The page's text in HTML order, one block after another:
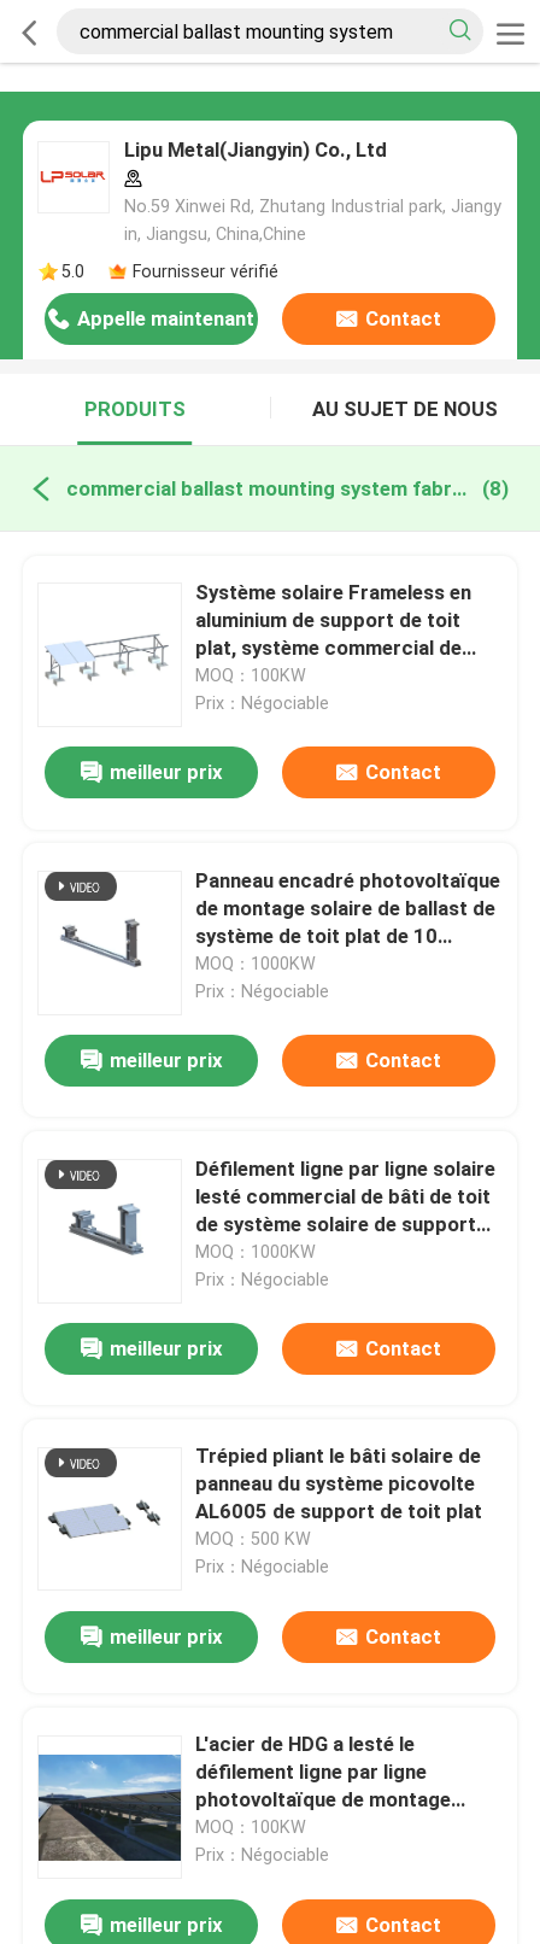
Lipu Metal(Jiangyin) Co., Ltd
No.59 Xinwei Rd, Zhutang Industrial park, Jiangy
in, Jiangsu, China,Chine
5.0
Fournisseur vérifié
Appelle maintenant Contact
PRODUITS AU SUJET DE NOUS
commercial ballast mounting system fabrication en ligne (8)
Système solaire Frameless en
aluminium de support de toit
plat, système commercial de
support de ballast
MOQ：100KW
Prix：Négociable
meilleur prix Contact
Panneau encadré photovoltaïque
de montage solaire de ballast de
système de toit plat de 10
degrés
MOQ：1000KW
Prix：Négociable
meilleur prix Contact
Défilement ligne par ligne solaire
lesté commercial de bâti de toit
de système solaire de support
encadré 5 par degrés de toit plat
MOQ：1000KW
Prix：Négociable
meilleur prix Contact
Trépied pliant le bâti solaire de
panneau du système picovolte
AL6005 de support de toit plat
MOQ：500 KW
Prix：Négociable
meilleur prix Contact
L'acier de HDG a lesté le
défilement ligne par ligne
photovoltaïque de montage
solaire de toit plat de systèmes
MOQ：100KW
Prix：Négociable
meilleur prix Contact